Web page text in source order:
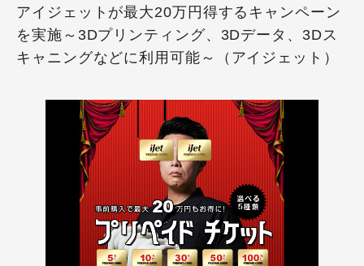
アイジェットが最大20万円得するキャンペーン
を実施～3Dプリンティング、3Dデータ、3Dス
キャニングなどに利用可能～（アイジェット）